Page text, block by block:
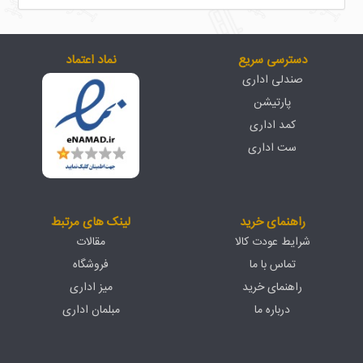
نماد اعتماد دسترسی سریع
صندلی اداری
پارتیشن
کمد اداری
ست اداری
لینک های مرتبط
مقالات
فروشگاه
میز اداری
مبلمان اداری
راهنمای خرید
شرایط عودت کالا
تماس با ما
راهنمای خرید
درباره ما